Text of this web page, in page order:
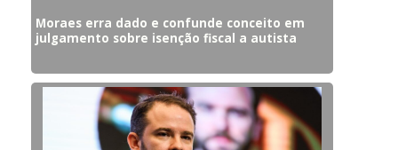
Moraes erra dado e confunde conceito em
julgamento sobre isenção fiscal a autista